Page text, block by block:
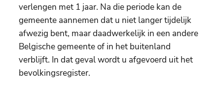
verlengen met 1 jaar. Na die periode kan de
gemeente aannemen dat u niet langer tijdelijk
afwezig bent, maar daadwerkelijk in een andere
Belgische gemeente of in het buitenland
verblijft. In dat geval wordt u afgevoerd uit het
bevolkingsregister.